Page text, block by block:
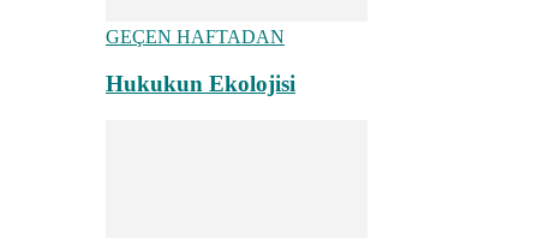
GEÇEN HAFTADAN
Hukukun Ekolojisi